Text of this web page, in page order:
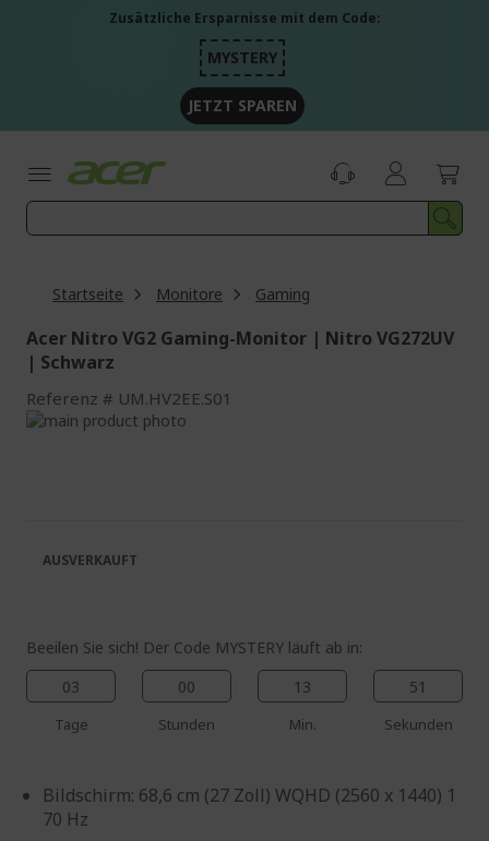
Zusätzliche Ersparnisse mit dem Code:
MYSTERY
JETZT SPAREN
Startseite Monitore Gaming
Acer Nitro VG2 Gaming-Monitor | Nitro VG272UV
| Schwarz
Referenz UM.HV2EE.S01
Zum
Beeilen Sie sich! Der Code MYSTERY läuft ab in:
03
Tage
00
Stunden
13
Min.
51
Sekunden
Bildschirm: 68,6 cm (27 Zoll) WQHD (2560 x 1440) 1
70 Hz
AUSVERKAUFT